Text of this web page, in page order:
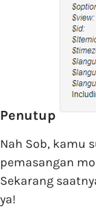
Penutup
Nah Sob, kamu
pemasangan
Sekarang
ya!